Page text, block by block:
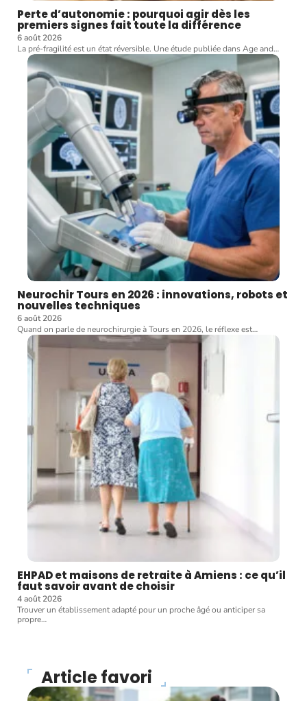
Perte d’autonomie : pourquoi agir dès les
premiers signes fait toute la différence
6 août 2026
La pré-fragilité est un état réversible. Une étude publiée dans Age and…
Neurochir Tours en 2026 : innovations, robots et
nouvelles techniques
6 août 2026
Quand on parle de neurochirurgie à Tours en 2026, le réflexe est…
EHPAD et maisons de retraite à Amiens : ce qu’il
faut savoir avant de choisir
4 août 2026
Trouver un établissement adapté pour un proche âgé ou anticiper sa
propre…
Article favori